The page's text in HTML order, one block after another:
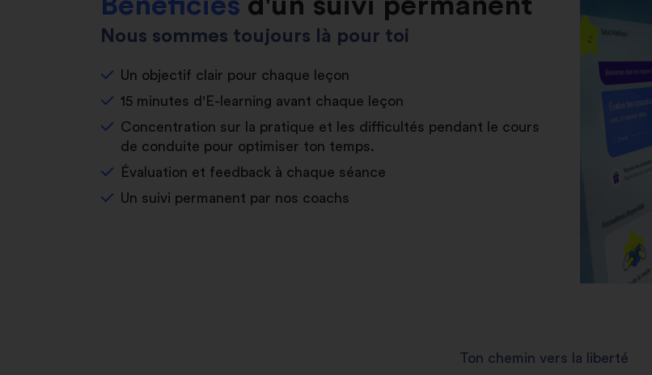
Nous sommes toujours là pour toi
Un objectif clair pour chaque leçon
15 minutes d'E-learning avant chaque leçon
Concentration sur la pratique et les difficultés pendant le cours
de conduite pour optimiser ton temps.
Évaluation et feedback à chaque séance
Un suivi permanent par nos coachs
Ton chemin vers la liberté